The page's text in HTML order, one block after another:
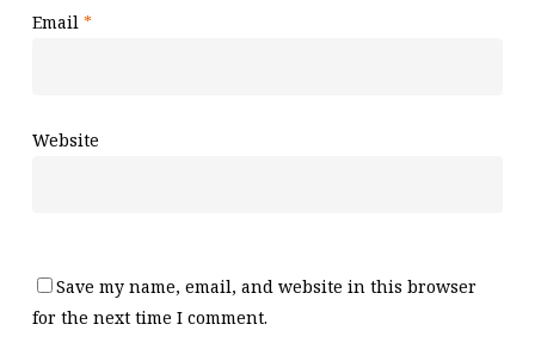
Email *
Website
Save my name, email, and website in this browser
for the next time I comment.